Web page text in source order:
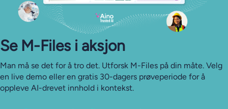
Se M-⁠Files i aksjon
Man må se det for å tro det. Utforsk M-Files på din måte. Velg
en live demo eller en gratis 30-dagers prøveperiode for å
oppleve AI-drevet innhold i kontekst.